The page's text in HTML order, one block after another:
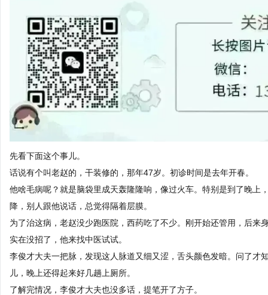
先看下面这个事儿。
话说有个叫老赵的，干装修的，那年47岁。初诊时间是去年开春。
他啥毛病呢？就是脑袋里成天轰隆隆响，像过火车。特别是到了晚上
降，别人跟他说话，总觉得隔着层膜。
为了治这病，老赵没少跑医院，西药吃了不少。刚开始还管用，后来
实在没招了，他来找中医试试。
李俊才大夫一把脉，发现这人脉道又细又涩，舌头颜色发暗。问了才
儿，晚上还得起来好几趟上厕所。
了解完情况，李俊才大夫也没多话，提笔开了方子。